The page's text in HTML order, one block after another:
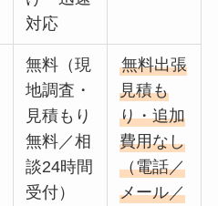
対応
無料（現
地調査・
見積もり
無料／相
談24時間
受付）
無料出張
見積も
り・追加
費用なし
（電話／
メール／